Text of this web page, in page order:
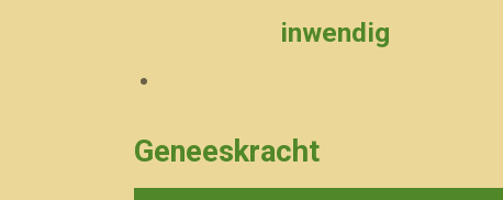
inwendig
Geneeskracht